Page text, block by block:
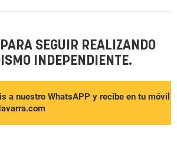
SEGUIR REALIZANDO
INDEPENDIENTE.
a nuestro WhatsAPP y recibe en tu móvil